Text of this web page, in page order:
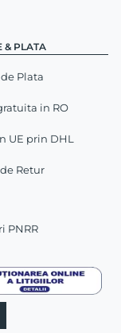
& PLATA
Plata
in RO
UE prin DHL
Retur
PNRR